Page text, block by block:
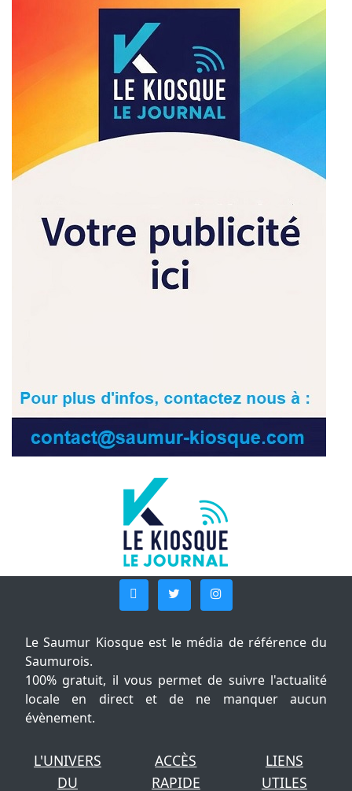
Le Saumur Kiosque est le média de référence du
Saumurois.
100% gratuit, il vous permet de suivre l'actualité
locale en direct et de ne manquer aucun
évènement.
L'UNIVERS
DU
ACCÈS
RAPIDE
LIENS
UTILES